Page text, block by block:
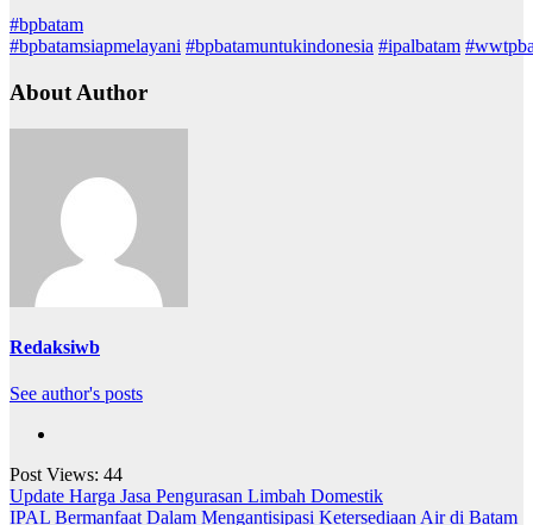
#bpbatam
#bpbatamsiapmelayani #bpbatamuntukindonesia #ipalbatam
About Author
Redaksiwb
See author's posts
Post Views: 44
Navigasi
Update Harga Jasa Pengurasan Limbah Domestik
IPAL Bermanfaat Dalam Mengantisipasi Ketersediaan Air di Batam